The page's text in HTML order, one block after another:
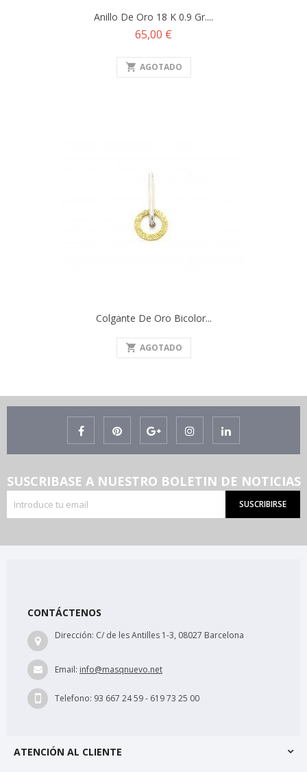
Anillo De Oro 18 K 0.9 Gr....
Precio
65,00 €
shopping_cart AGOTADO
Colgante De Oro Bicolor...
shopping_cart AGOTADO
SUSCRIBASE A NUESTRO BOLETIN DE NOTICIAS
SUSCRIBIRSE
CONTÁCTENOS
Dirección: C/ de les Antilles 1-3, 08027 Barcelona
Email: info@masqnuevo.net
Telefono: 93 667 24 59 - 619 73 25 00
ATENCIÓN AL CLIENTE